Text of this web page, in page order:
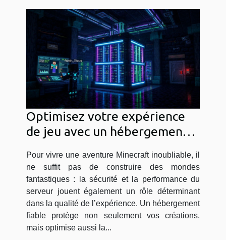
Optimisez votre expérience
de jeu avec un hébergement
Pour vivre une aventure Minecraft inoubliable, il
ne suffit pas de construire des mondes
fantastiques : la sécurité et la performance du
serveur jouent également un rôle déterminant
dans la qualité de l’expérience. Un hébergement
fiable protège non seulement vos créations,
mais optimise aussi la...